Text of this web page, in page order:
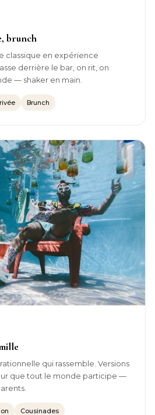
brunch
classique en expérience
derrière le bar, on rit, on
— shaker en main.
Brunch
qui rassemble. Versions
que tout le monde participe —
Cousinades